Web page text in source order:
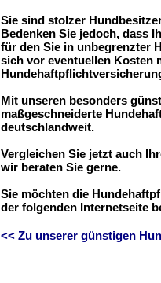
Sie sind stolzer
Bedenken Sie jedoch, dass
für den Sie in unbegrenzter
sich vor eventuellen Kosten
Mit unseren besonders
maßgeschneiderte
deutschlandweit.
Vergleichen Sie jetzt auch
wir beraten Sie gerne.
Sie möchten die
der folgenden Internetseite
<< Zu unserer günstigen